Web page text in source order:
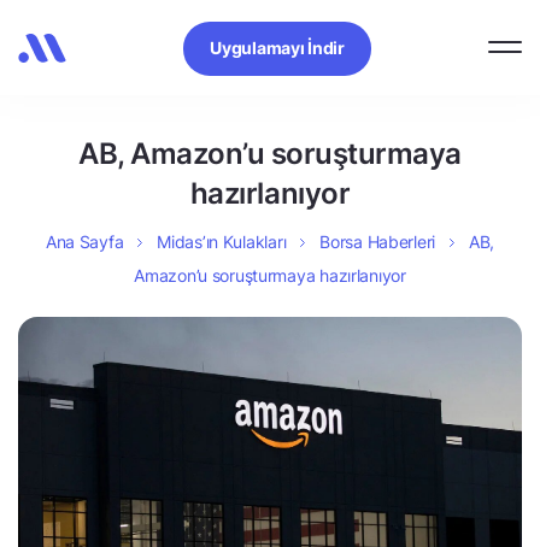
Uygulamayı İndir
AB, Amazon’u soruşturmaya
hazırlanıyor
Ana Sayfa Midas’ın Kulakları Borsa Haberleri
AB,
Amazon’u soruşturmaya hazırlanıyor